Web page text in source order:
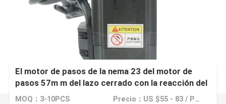
El motor de pasos de la nema 23 del motor de
pasos 57m m del lazo cerrado con la reacción del
codificador 2 motor de pasos del alambre de la
MOQ：3-10PCS Precio：US $55 - 83 / Pieces